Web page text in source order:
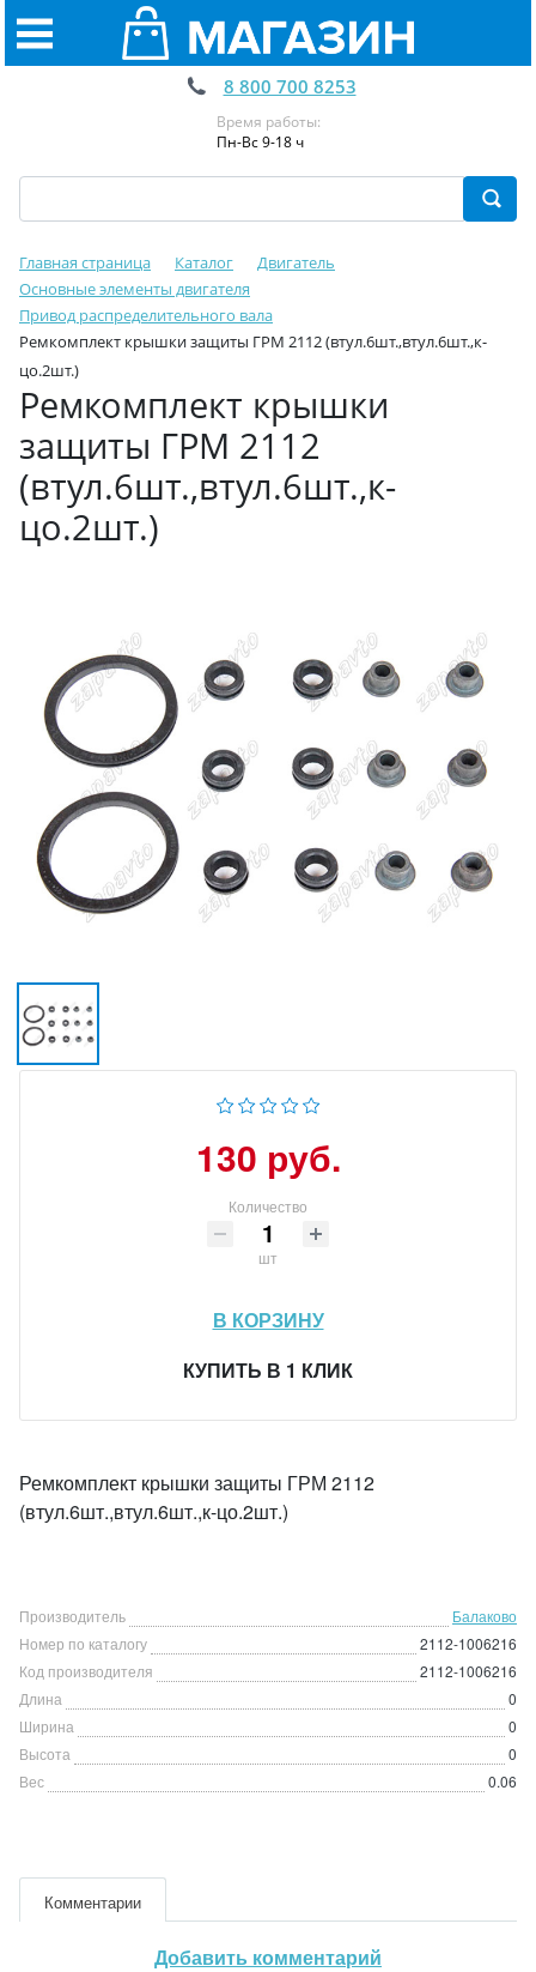
8 800 700 8253
Время работы:
Пн-Вс 9-18 ч
Главная страница Каталог
Двигатель
Основные элементы двигателя
Привод распределительного вала
Ремкомплект крышки защиты ГРМ 2112 (втул.6шт.,втул.6шт.,к-
цо.2шт.)
Ремкомплект крышки
защиты ГРМ 2112
(втул.6шт.,втул.6шт.,к-
цо.2шт.)
130 руб.
Количество
шт
В КОРЗИНУ
КУПИТЬ В 1 КЛИК
Ремкомплект крышки защиты ГРМ 2112
(втул.6шт.,втул.6шт.,к-цо.2шт.)
Производитель
Балаково
Номер по каталогу
2112-1006216
Код производителя
2112-1006216
Длина
0
Ширина
0
Высота
0
Вес
0.06
Комментарии
Добавить комментарий